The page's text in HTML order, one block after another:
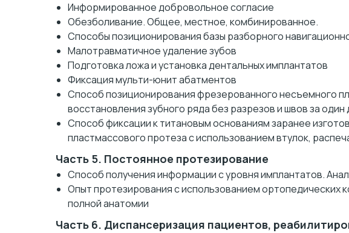
Информированное добровольное согласие
Обезболивание. Общее, местное, комбинированное.
Способы позиционирования базы разборного
Малотравматичное удаление зубов
Подготовка ложа и установка дентальных имплантатов
Фиксация мульти-юнит абатментов
Способ позиционирования фрезерованного несъемного
восстановления зубного ряда без разрезов и швов за один
Способ фиксации к титановым основаниям заранее
пластмассового протеза с использованием втулок,
Часть 5. Постоянное протезирование
Способ получения информации с уровня имплантатов.
Опыт протезирования с использованием ортопедических
полной анатомии
Часть 6. Диспансеризация пациентов,